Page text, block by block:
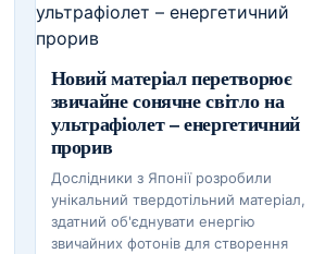
Новий матеріал перетворює
звичайне сонячне світло на
ультрафіолет – енергетичний
прорив
Дослідники з Японії розробили
унікальний твердотільний матеріал,
здатний об'єднувати енергію
звичайних фотонів для створення